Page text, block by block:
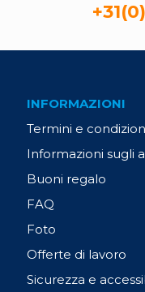
INFORMAZIONI
Termini e
Informazioni sugli
Buoni regalo
FAQ
Foto
Offerte di lavoro
Sicurezza e